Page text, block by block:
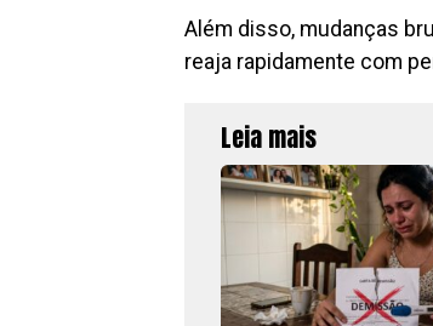
Além disso, mudanças
reaja rapidamente com
Leia mais